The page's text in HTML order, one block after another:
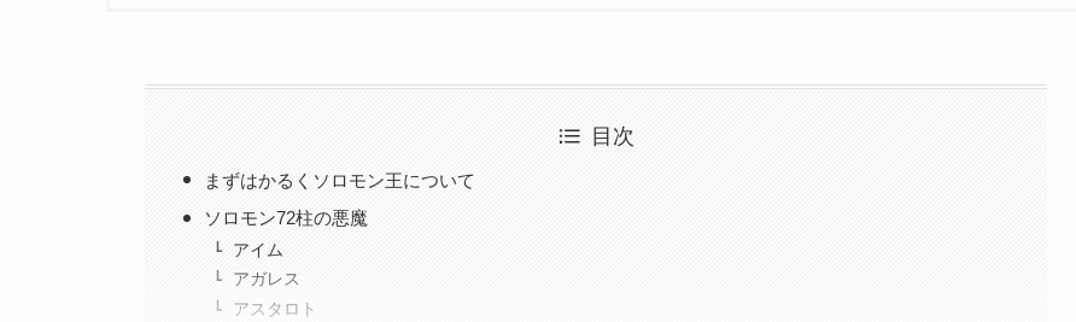
目次
まずはかるくソロモン王について
ソロモン72柱の悪魔
アイム
アガレス
アスタロト